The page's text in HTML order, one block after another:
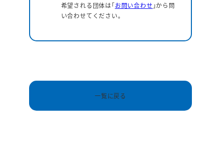
希望される団体は｢お問い合わせ ｣から問
い合わせてください。
一覧に戻る